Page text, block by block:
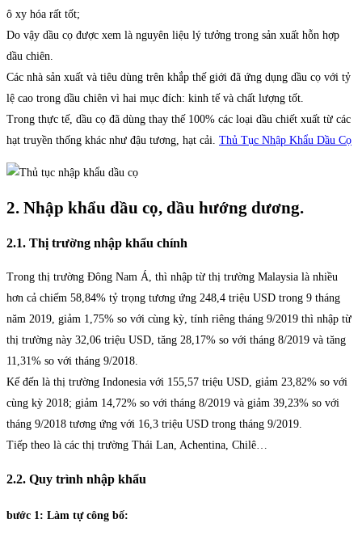
ô xy hóa rất tốt;
Do vậy dầu cọ được xem là nguyên liệu lý tưởng trong sản xuất hỗn hợp
dầu chiên.
Các nhà sản xuất và tiêu dùng trên khắp thế giới đã ứng dụng dầu cọ với tỷ
lệ cao trong dầu chiên vì hai mục đích: kinh tế và chất lượng tốt.
Trong thực tế, dầu cọ đã dùng thay thế 100% các loại dầu chiết xuất từ các
hạt truyền thống khác như đậu tương, hạt cải. Thủ Tục Nhập Khẩu Dầu Cọ
2. Nhập khẩu dầu cọ, dầu hướng dương.
2.1. Thị trường nhập khẩu chính
Trong thị trường Đông Nam Á, thì nhập từ thị trường Malaysia là nhiều
hơn cả chiếm 58,84% tỷ trọng tương ứng 248,4 triệu USD trong 9 tháng
năm 2019, giảm 1,75% so với cùng kỳ, tính riêng tháng 9/2019 thì nhập từ
thị trường này 32,06 triệu USD, tăng 28,17% so với tháng 8/2019 và tăng
11,31% so với tháng 9/2018.
Kế đến là thị trường Indonesia với 155,57 triệu USD, giảm 23,82% so với
cùng kỳ 2018; giảm 14,72% so với tháng 8/2019 và giảm 39,23% so với
tháng 9/2018 tương ứng với 16,3 triệu USD trong tháng 9/2019.
Tiếp theo là các thị trường Thái Lan, Achentina, Chilê…
2.2. Quy trình nhập khẩu
bước 1: Làm tự công bố: